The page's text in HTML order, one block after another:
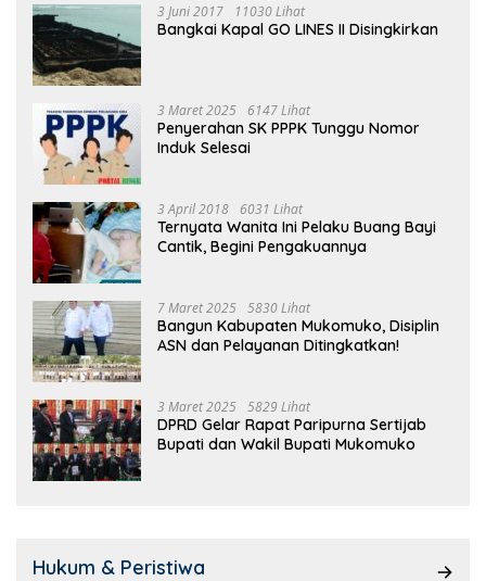
3 Juni 2017 11030 Lihat
Bangkai Kapal GO LINES II Disingkirkan
3 Maret 2025 6147 Lihat
Penyerahan SK PPPK Tunggu Nomor
Induk Selesai
3 April 2018 6031 Lihat
Ternyata Wanita Ini Pelaku Buang Bayi
Cantik, Begini Pengakuannya
7 Maret 2025 5830 Lihat
Bangun Kabupaten Mukomuko, Disiplin
ASN dan Pelayanan Ditingkatkan!
3 Maret 2025 5829 Lihat
DPRD Gelar Rapat Paripurna Sertijab
Bupati dan Wakil Bupati Mukomuko
Hukum & Peristiwa